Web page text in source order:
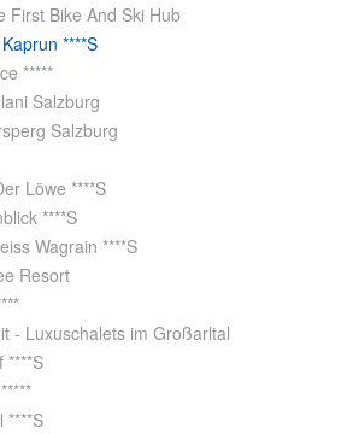
First Bike And Ski Hub
****S
*****
Salzburg
Salzburg
Löwe ****S
****S
Wagrain ****S
Resort
- Luxuschalets im Großarltal
****S
****S